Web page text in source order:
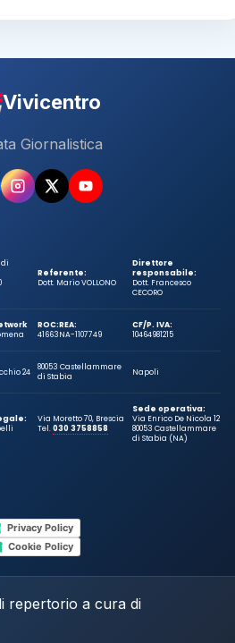
Vivicentro
Giornalistica
di
Referente:
Dott. Mario VOLLONO
Direttore
responsabile:
Dott. Francesco
CECORO
ROC:
41663
REA:
NA-1107749
CF/P. IVA:
10464981215
24
80053 Castellammare
di Stabia
Napoli
Via Moretto 70, Brescia
Tel.030 3758858
Sede operativa:
Via Enrico De Nicola 12
80053 Castellammare
di Stabia (NA)
Privacy Policy
Cookie Policy
repertorio a cura di